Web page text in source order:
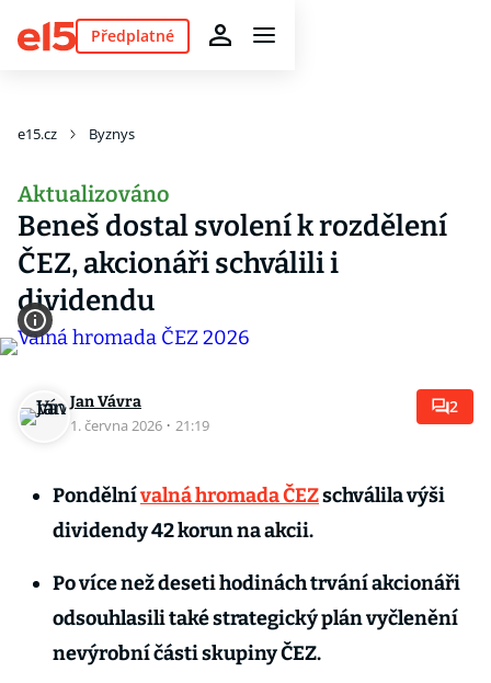
Předplatné
e15.cz Byznys
Aktualizováno
Beneš dostal svolení k rozdělení
ČEZ, akcionáři schválili i
dividendu
Jan Vávra
1. června 2026 · 21:19
2
Pondělnívalná hromada ČEZschválila výši
dividendy 42 korun na akcii.
Po více než deseti hodinách trvání akcionáři
odsouhlasili také strategický plán vyčlenění
nevýrobní části skupiny ČEZ.